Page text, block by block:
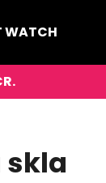
WATCH
skla